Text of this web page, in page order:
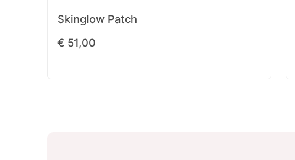
Skinglow Patch
€ 51,00